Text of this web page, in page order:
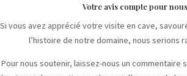
Votre avis compte pour
Si vous avez apprécié votre visite en cave,
l’histoire de notre domaine, nous serions
Pour nous soutenir, laissez-nous un commentaire